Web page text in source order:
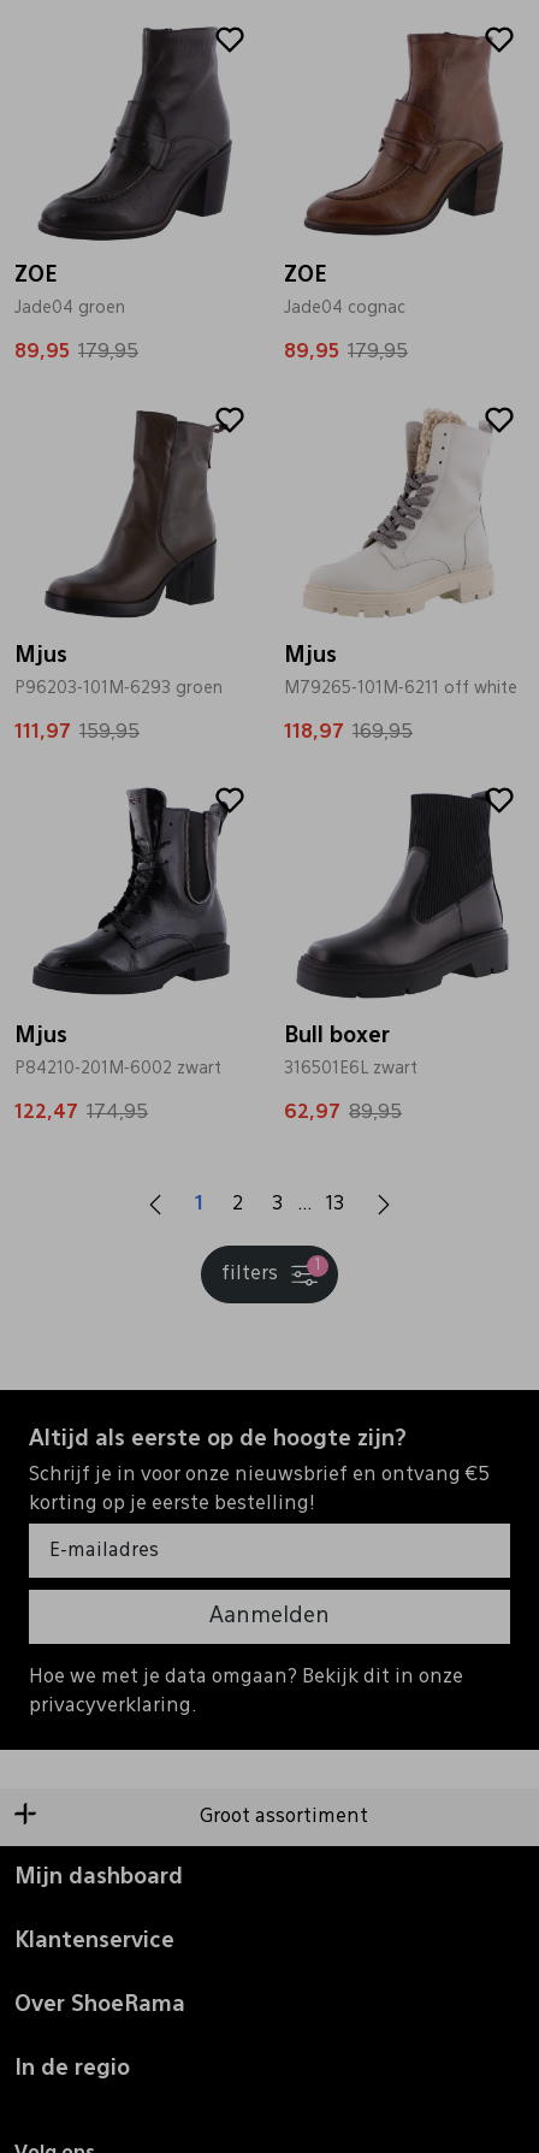
ZOE
Jade04 groen
89,95 179,95
ZOE
Jade04 cognac
89,95 179,95
Mjus
P96203-101M-6293 groen
111,97 159,95
Mjus
M79265-101M-6211 off white
118,97 169,95
Mjus
P84210-201M-6002 zwart
122,47 174,95
Bull boxer
316501E6L zwart
62,97 89,95
1 2 3 13
filters
Altijd als eerste op de hoogte zijn?
Schrijf je in voor onze nieuwsbrief en ontvang €5
korting op je eerste bestelling!
Aanmelden
Hoe we met je data omgaan? Bekijk dit in onze
privacyverklaring.
Groot assortiment
Mijn dashboard
Klantenservice
Over ShoeRama
In de regio